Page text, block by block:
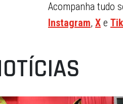
Acompanha tudo
Instagram, X e